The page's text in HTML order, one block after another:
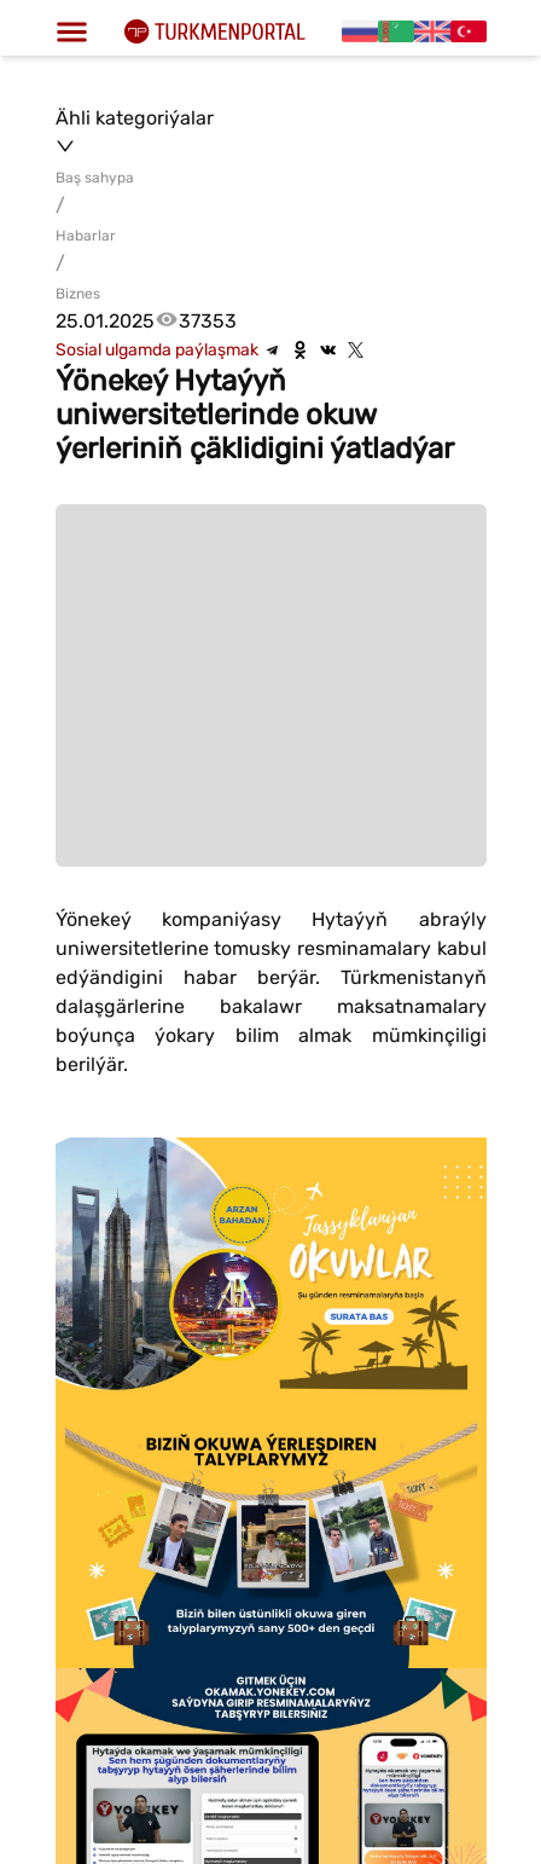
Ähli kategoriýalar
Baş sahypa
/
Habarlar
/
Biznes
25.01.2025 37353
Sosial ulgamda paýlaşmak
Ýönekeý Hytaýyň
uniwersitetlerinde okuw
ýerleriniň çäklidigini ýatladýar
Ýönekeý kompaniýasy Hytaýyň abraýly
uniwersitetlerine tomusky resminamalary kabul
edýändigini habar berýär. Türkmenistanyň
dalaşgärlerine bakalawr maksatnamalary
boýunça ýokary bilim almak mümkinçiligi
berilýär.